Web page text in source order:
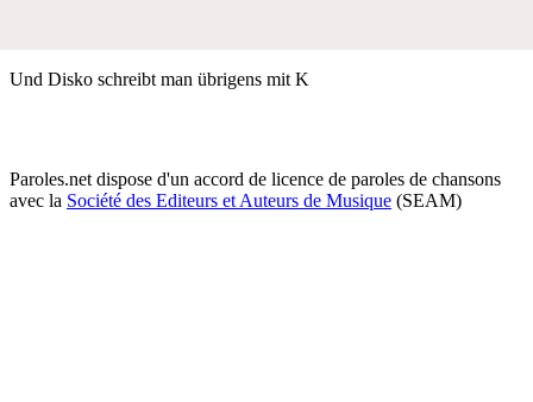
Und Disko schreibt man übrigens mit K
Paroles.net dispose d'un accord de licence de paroles de chansons
avec la Société des Editeurs et Auteurs de Musique (SEAM)